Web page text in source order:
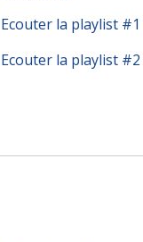
Ecouter la playlist #1
Ecouter la playlist #2